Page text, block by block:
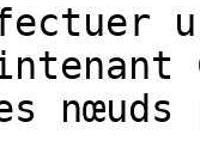
nœuds